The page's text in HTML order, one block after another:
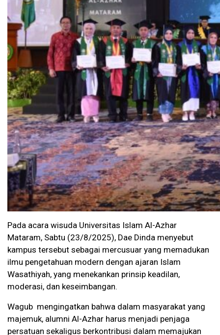
Pada acara wisuda Universitas Islam Al-Azhar
Mataram, Sabtu (23/8/2025), Dae Dinda menyebut
kampus tersebut sebagai mercusuar yang memadukan
ilmu pengetahuan modern dengan ajaran Islam
Wasathiyah, yang menekankan prinsip keadilan,
moderasi, dan keseimbangan.
Wagub mengingatkan bahwa dalam masyarakat yang
majemuk, alumni Al-Azhar harus menjadi penjaga
persatuan sekaligus berkontribusi dalam memajukan